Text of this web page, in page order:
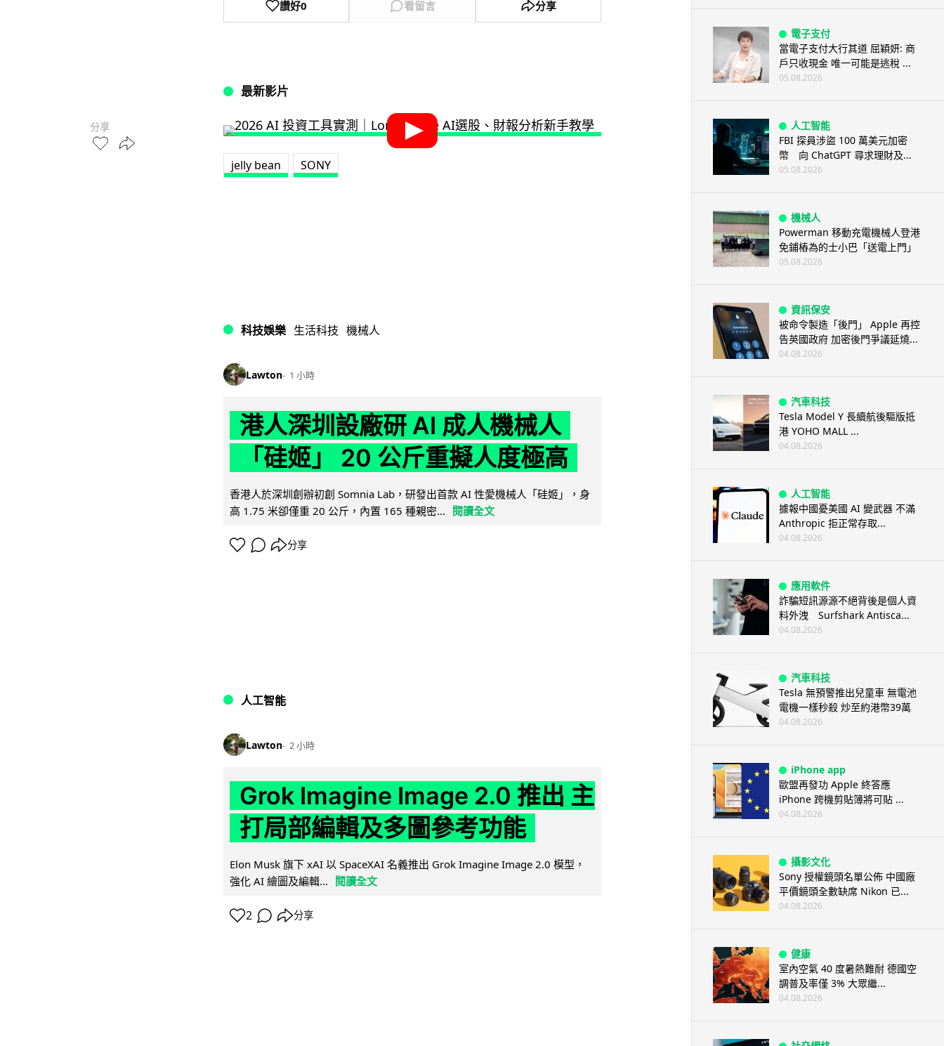
分享
讚好0 看留言 分享
最新影片
jelly bean SONY
科技娛樂 生活科技 機械人
Lawton 1 小時
港人深圳設廠研 AI 成人機械人
「硅姬」 20 公斤重擬人度極高
香港人於深圳創辦初創 Somnia Lab，研發出首款 AI 性愛機械人「硅姬」，身
高 1.75 米卻僅重 20 公斤，內置 165 種親密...
閱讀全文
分享
人工智能
Lawton 2 小時
Grok Imagine Image 2.0 推出 主
打局部編輯及多圖參考功能
Elon Musk 旗下 xAI 以 SpaceXAI 名義推出 Grok Imagine Image 2.0 模型，
強化 AI 繪圖及編輯...
閱讀全文
2 分享
電子支付
當電子支付大行其道 屈穎妍: 商
戶只收現金 唯一可能是逃稅 ...
05.08.2026
人工智能
FBI 探員涉盜 100 萬美元加密
幣 向 ChatGPT 尋求理財及...
05.08.2026
機械人
Powerman 移動充電機械人登港
免鋪樁為的士小巴「送電上門」
05.08.2026
資訊保安
被命令製造「後門」 Apple 再控
告英國政府 加密後門爭議延燒...
04.08.2026
汽車科技
Tesla Model Y 長續航後驅版抵
港 YOHO MALL ...
04.08.2026
人工智能
據報中國憂美國 AI 變武器 不滿
Anthropic 拒正常存取...
04.08.2026
應用軟件
詐騙短訊源源不絕背後是個人資
料外洩 Surfshark Antisca...
04.08.2026
汽車科技
Tesla 無預警推出兒童車 無電池
電機一樣秒殺 炒至約港幣39萬
04.08.2026
iPhone app
歐盟再發功 Apple 終答應
iPhone 跨機剪貼簿將可貼 ...
04.08.2026
攝影文化
Sony 授權鏡頭名單公佈 中國廠
平價鏡頭全數缺席 Nikon 已...
04.08.2026
健康
室內空氣 40 度暑熱難耐 德國空
調普及率僅 3% 大眾繼...
04.08.2026